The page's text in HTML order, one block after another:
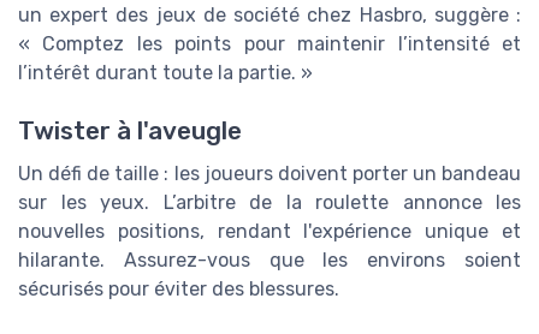
un expert des jeux de société chez Hasbro, suggère :
« Comptez les points pour maintenir l’intensité et
l’intérêt durant toute la partie. »
Twister à l'aveugle
Un défi de taille : les joueurs doivent porter un bandeau
sur les yeux. L’arbitre de la roulette annonce les
nouvelles positions, rendant l'expérience unique et
hilarante. Assurez-vous que les environs soient
sécurisés pour éviter des blessures.